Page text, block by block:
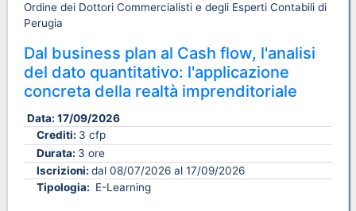
Ordine dei Dottori Commercialisti e degli Esperti Contabili di
Perugia
Dal business plan al Cash flow, l'analisi
del dato quantitativo: l'applicazione
concreta della realtà imprenditoriale
Data: 17/09/2026
Crediti: 3 cfp
Durata: 3 ore
Iscrizioni: dal 08/07/2026 al 17/09/2026
Tipologia: E-Learning